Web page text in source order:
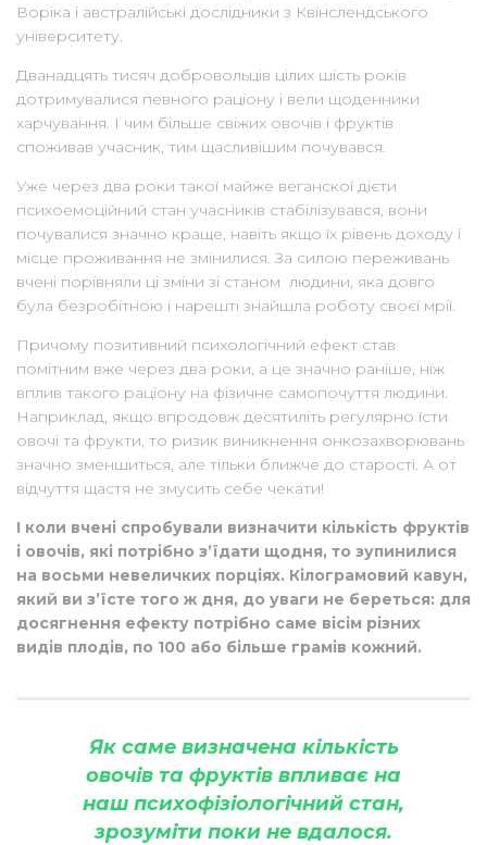
Воріка і австралійські дослідники з Квінслендського
університету.
Дванадцять тисяч добровольців цілих шість років
дотримувалися певного раціону і вели щоденники
харчування. І чим більше свіжих овочів і фруктів
споживав учасник, тим щасливішим почувався.
Уже через два роки такої майже веганскої дієти
психоемоційний стан учасників стабілізувався, вони
почувалися значно краще, навіть якщо їх рівень доходу і
місце проживання не змінилися. За силою переживань
вчені порівняли ці зміни зі станом людини, яка довго
була безробітною і нарешті знайшла роботу своєї мрії.
Причому позитивний психологічний ефект став
помітним вже через два роки, а це значно раніше, ніж
вплив такого раціону на фізичне самопочуття людини.
Наприклад, якщо впродовж десятиліть регулярно їсти
овочі та фрукти, то ризик виникнення онкозахворювань
значно зменшиться, але тільки ближче до старості. А от
відчуття щастя не змусить себе чекати!
І коли вчені спробували визначити кількість фруктів
і овочів, які потрібно з’їдати щодня, то зупинилися
на восьми невеличких порціях. Кілограмовий кавун,
який ви з’їсте того ж дня, до уваги не береться: для
досягнення ефекту потрібно саме вісім різних
видів плодів, по 100 або більше грамів кожний.
Як саме визначена кількість
овочів та фруктів впливає на
наш психофізіологічний стан,
зрозуміти поки не вдалося.